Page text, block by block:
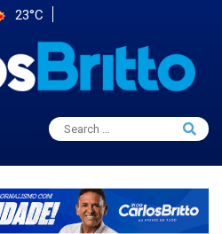
23°C
Search
for:
Search